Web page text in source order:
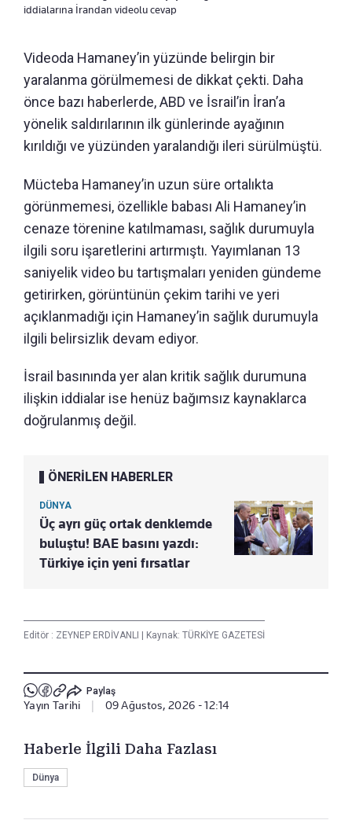
iddialarına İrandan videolu cevap
Videoda Hamaney’in yüzünde belirgin bir
yaralanma görülmemesi de dikkat çekti. Daha
önce bazı haberlerde, ABD ve İsrail’in İran’a
yönelik saldırılarının ilk günlerinde ayağının
kırıldığı ve yüzünden yaralandığı ileri sürülmüştü.
Mücteba Hamaney’in uzun süre ortalıkta
görünmemesi, özellikle babası Ali Hamaney’in
cenaze törenine katılmaması, sağlık durumuyla
ilgili soru işaretlerini artırmıştı. Yayımlanan 13
saniyelik video bu tartışmaları yeniden gündeme
getirirken, görüntünün çekim tarihi ve yeri
açıklanmadığı için Hamaney’in sağlık durumuyla
ilgili belirsizlik devam ediyor.
İsrail basınında yer alan kritik sağlık durumuna
ilişkin iddialar ise henüz bağımsız kaynaklarca
doğrulanmış değil.
ÖNERİLEN HABERLER
DÜNYA
Üç ayrı güç ortak denklemde
buluştu! BAE basını yazdı:
Türkiye için yeni fırsatlar
Editör : ZEYNEP ERDİVANLI Kaynak: TÜRKİYE GAZETESİ
Paylaş
Yayın Tarihi 09 Ağustos, 2026 - 12:14
Haberle İlgili Daha Fazlası
Dünya